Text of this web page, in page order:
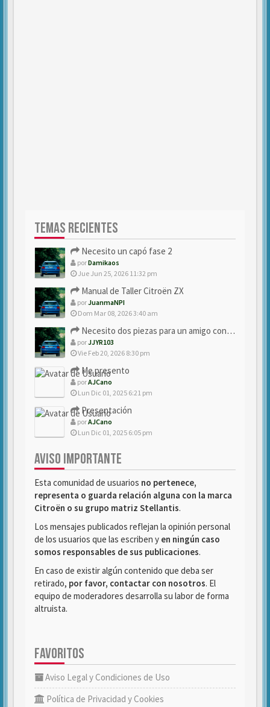
TEMAS RECIENTES
Necesito un capó fase 2
porDamikaos
Jue Jun 25, 2026 11:32 pm
Manual de Taller Citroën ZX
porJuanmaNPI
Dom Mar 08, 2026 3:40 am
Necesito dos piezas para un amigo con ZX.
porJJYR103
Vie Feb 20, 2026 8:30 pm
Me presento
porAJCano
Lun Dic 01, 2025 6:21 pm
Presentación
porAJCano
Lun Dic 01, 2025 6:05 pm
AVISO IMPORTANTE
Esta comunidad de usuarios no pertenece,
representa o guarda relación alguna con la marca
Citroën o su grupo matriz Stellantis.
Los mensajes publicados reflejan la opinión personal
de los usuarios que las escriben y en ningún caso
somos responsables de sus publicaciones.
En caso de existir algún contenido que deba ser
retirado, por favor, contactar con nosotros. El
equipo de moderadores desarrolla su labor de forma
altruista.
FAVORITOS
Aviso Legal y Condiciones de Uso
Política de Privacidad y Cookies